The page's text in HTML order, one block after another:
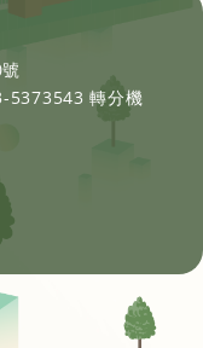
5373543 轉分機